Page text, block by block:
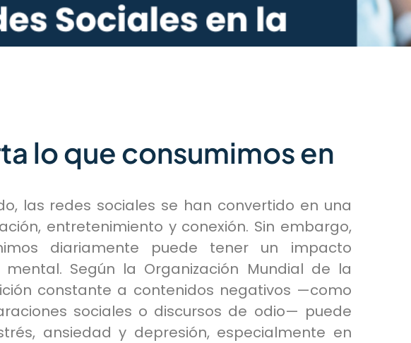
lo que consumimos en
las redes sociales se han convertido en una
entretenimiento y conexión. Sin embargo,
diariamente puede tener un impacto
Según la Organización Mundial de la
constante a contenidos negativos —como
sociales o discursos de odio— puede
ansiedad y depresión, especialmente en